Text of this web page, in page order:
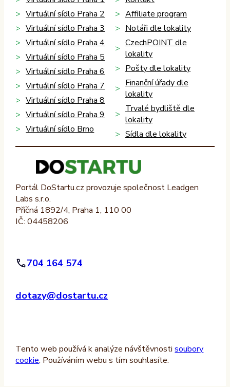
Virtuální sídlo Praha 2
Virtuální sídlo Praha 3
Virtuální sídlo Praha 4
Virtuální sídlo Praha 5
Virtuální sídlo Praha 6
Virtuální sídlo Praha 7
Virtuální sídlo Praha 8
Virtuální sídlo Praha 9
Virtuální sídlo Brno
Affiliate program
Notáři dle lokality
CzechPOINT dle
lokality
Pošty dle lokality
Finanční úřady dle
lokality
Trvalé bydliště dle
lokality
Sídla dle lokality
Portál DoStartu.cz provozuje společnost Leadgen
Labs s.r.o.
Příčná 1892/4, Praha 1, 110 00
IČ: 04458206
704 164 574
dotazy@dostartu.cz
Tento web používá k analýze návštěvnostisoubory
cookie. Používáním webu s tím souhlasíte.